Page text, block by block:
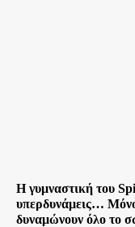
Η γυμναστική του
υπερδυνάμεις…
δυναμώνουν όλο το